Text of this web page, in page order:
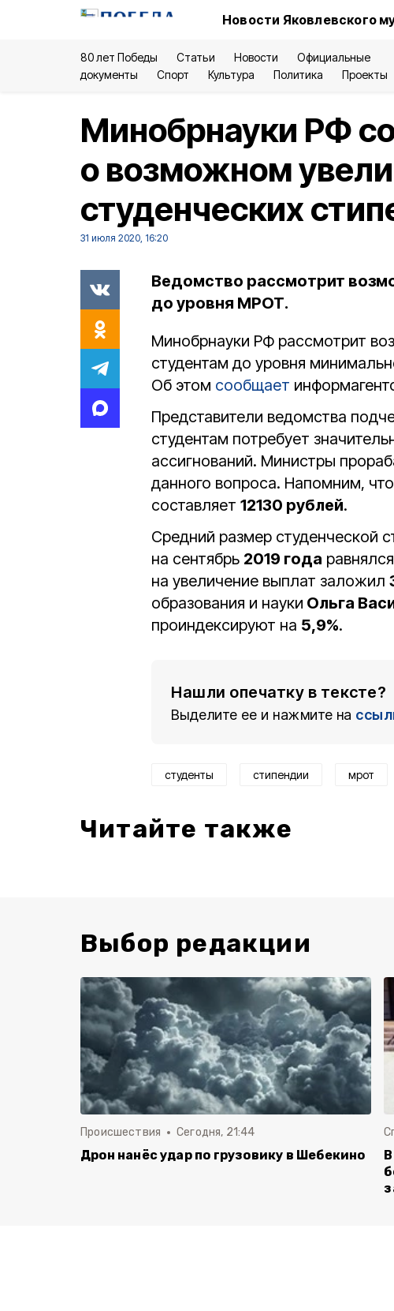
Новости Яковлевского
80 лет Победы Статьи Новости
Официальные
документы
Спорт Культура Политика Проекты
Минобрнауки РФ
о возможном
студенческих
31 июля 2020, 16:20
Ведомство рассмотрит
до уровня МРОТ.
Минобрнауки РФ рассмотрит
студентам до уровня
Об этом сообщает
Представители ведомства
студентам потребует
ассигнований. Министры
данного вопроса. Напомним,
составляет 12130 рублей.
Средний размер студенческой
на сентябрь 2019 года равнялся
на увеличение выплат заложил
образования и науки Ольга
проиндексируют на 5,9%.
Нашли опечатку в тексте?
Выделите ее и нажмите на
студенты стипендии мрот
Читайте также
Выбор редакции
Происшествия Сегодня, 21:44
Дрон нанёс удар по грузовику в Шебекино